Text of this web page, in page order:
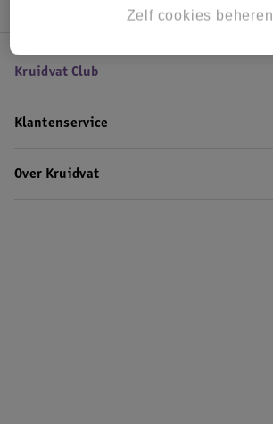
Kruidvat Club
Klantenservice
Over Kruidvat
Zelf cookies beheren